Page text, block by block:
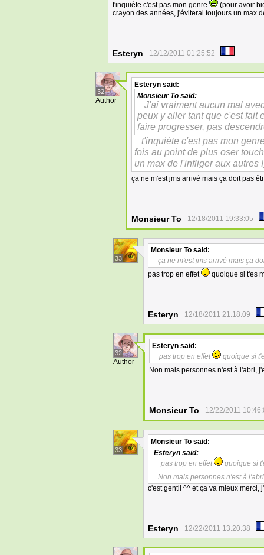
t'inquiète c'est pas mon genre
(pour avoir
crayon des années, j'éviterai toujours un max
Esteryn 12/12/2011 01:25:52
32
Author
Esteryn said:
Monsieur To said:
J'ai vraiment aucun mal
peux y aller tant que c'est fait
faire progresser, pas
t'inquiète c'est pas mon
fois au point de plus oser
un max de l'infliger aux autres
ça ne m'est jms arrivé mais ça doit pas
Monsieur To 12/18/2011 19:33:05
33
Monsieur To said:
ça ne m'est jms arrivé mais ça
pas trop en effet
quoique si t'es
Esteryn 12/18/2011 21:18:09
32
Author
Esteryn said:
pas trop en effet
quoique si
Non mais personnes n'est à l'abri,
Monsieur To 12/22/2011
33
Monsieur To said:
Esteryn said:
pas trop en effet
quoique si
Non mais personnes n'est à
c'est gentil ^^ et ça va mieux merci,
Esteryn 12/22/2011 13:20:38